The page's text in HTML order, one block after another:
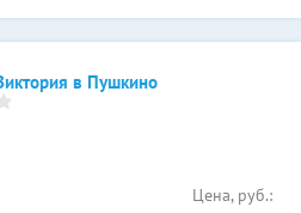
в Пушкино
Цена, руб.: